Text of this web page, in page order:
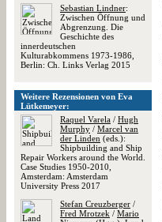
Sebastian Lindner:
Zwischen Öffnung und
Abgrenzung. Die
Geschichte des
innerdeutschen
Kulturabkommens 1973-1986,
Berlin: Ch. Links Verlag 2015
Weitere Rezensionen von Eva
Lütkemeyer:
Raquel Varela / Hugh
Murphy / Marcel van
der Linden (eds.):
Shipbuilding and Ship
Repair Workers around the World.
Case Studies 1950-2010,
Amsterdam: Amsterdam
University Press 2017
Stefan Creuzberger /
Fred Mrotzek / Mario